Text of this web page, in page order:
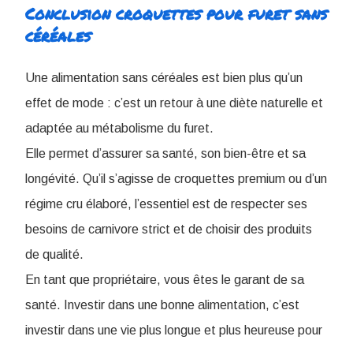
Conclusion ​croquettes pour furet sans
céréales
Une alimentation sans céréales est bien plus qu’un
effet de mode : c’est un retour à une diète naturelle et
adaptée au métabolisme du furet.
Elle permet d’assurer sa santé, son bien-être et sa
longévité. Qu’il s’agisse de croquettes premium ou d’un
régime cru élaboré, l’essentiel est de respecter ses
besoins de carnivore strict et de choisir des produits
de qualité.
En tant que propriétaire, vous êtes le garant de sa
santé. Investir dans une bonne alimentation, c’est
investir dans une vie plus longue et plus heureuse pour